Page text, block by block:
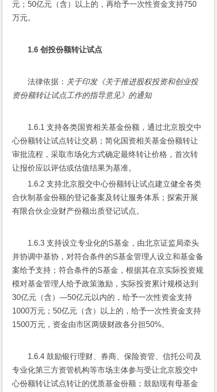
元；50亿元（含）以上的，再给予一次性资金支持750
万元。
1.6 创投份额转让试点
法律依据： 关于印发《关于推进股权投资和创业投
资份额转让试点工作的指导意见》的通知
1.6.1 支持各类国资相关基金份额，通过北京股交中
心份额转让试点转让交易；简化国资相关基金份额转让
审批流程，采取市场化方式确定最终转让价格，首次转
让报价应以评估或估值结果为基准。
1.6.2 支持北京股交中心份额转让试点建立健全各类
合伙制基金份额的登记备案及转让服务体系；探索开展
有限合伙企业财产份额出质登记试点。
1.6.3 支持设立专业化的S基金，由北京证监局牵头
并协调中基协，对符合条件的S基金管理人设立和基金备
案给予支持；符合条件的S基金，根据其在京实际投资规
模对基金管理人给予政策激励，实际投资累计规模达到
30亿元（含）—50亿元以内的，给予一次性资金支持
1000万元；50亿元（含）以上的，给予一次性资金支持
1500万元，资金由市区两级财政各分担50%。
1.6.4 鼓励银行理财、券商、保险资管、信托公司及
专业化第三方资管机构等市场主体参与受让北京股交中
心份额转让试点转让的优质基金份额；鼓励现有母基金